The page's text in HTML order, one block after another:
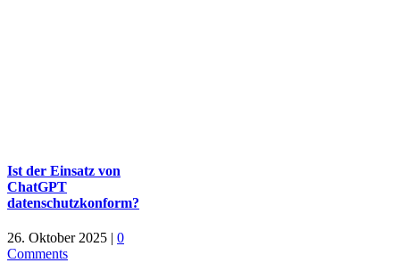
Ist der Einsatz von
ChatGPT
datenschutzkonform?
26. Oktober 2025 | 0
Comments